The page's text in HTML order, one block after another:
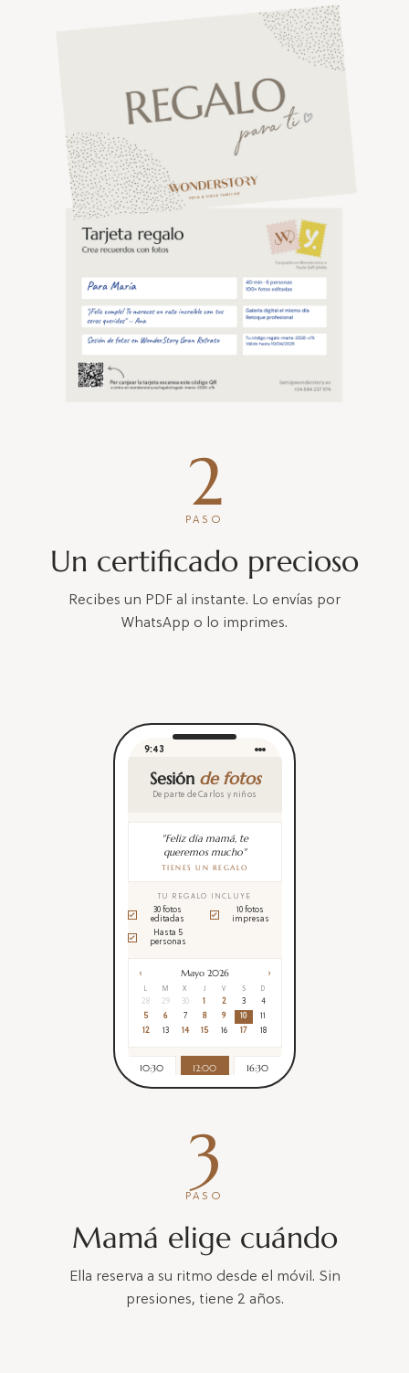
2
PASO
Un certificado precioso
Recibes un PDF al instante. Lo envías por
WhatsApp o lo imprimes.
9:43
Sesión de fotos
De parte de Carlos y niños
"Feliz día mamá, te
queremos mucho"
TIENES UN REGALO
TU REGALO INCLUYE
30 fotos
editadas
10 fotos
impresas
Hasta 5
personas
‹ Mayo 2026 ›
L M X J V S D
28 29 30 1 2 3
4
5
6 7 8 9 10
11
12
13 14 15 16 17 18
10:30 12:00 16:30
RESERVAR
3
PASO
Mamá elige cuándo
Ella reserva a su ritmo desde el móvil. Sin
presiones, tiene 2 años.